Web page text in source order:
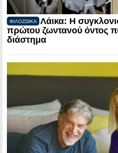
ΦΙΛΟΖΩΙΚΑ
Λάικα: Η
πρώτου ζωντανού όντος
διάστημα